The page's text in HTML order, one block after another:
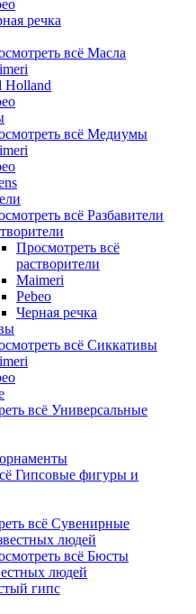
речка
всё Масла
Holland
всё Медиумы
всё Разбавители
Просмотреть всё
растворители
Maimeri
Pebeo
Черная речка
всё Сиккативы
всё Универсальные
Гипсовые фигуры и
всё Сувенирные
людей
всё Бюсты
людей
гипс